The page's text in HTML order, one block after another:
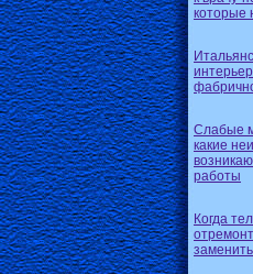
которые
Слабые
какие
работы
Когда